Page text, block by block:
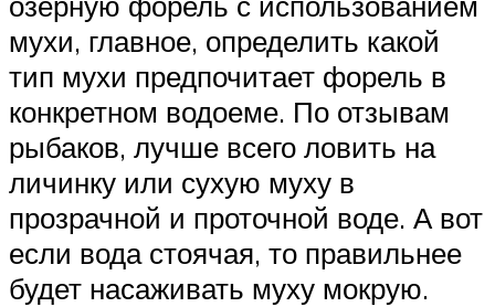
мухи, главное, определить какой
тип мухи предпочитает форель в
конкретном водоеме. По отзывам
рыбаков, лучше всего ловить на
личинку или сухую муху в
прозрачной и проточной воде. А вот
если вода стоячая, то правильнее
будет насаживать муху мокрую.